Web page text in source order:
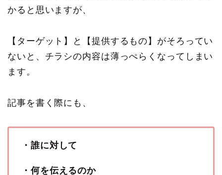
かると思いますが、
【ターゲット】と【提供するもの】がそろってい
ないと、チラシの内容は薄っぺらくなってしまい
ます。
記事を書く際にも、
・誰に対して
・何を伝えるのか